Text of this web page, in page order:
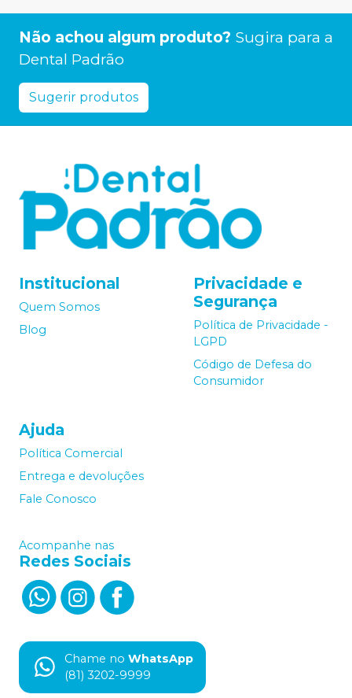
Não achou algum produto? Sugira para a
Dental Padrão
Sugerir produtos
Institucional
Quem Somos
Blog
Privacidade e
Segurança
Política de Privacidade -
LGPD
Código de Defesa do
Consumidor
Ajuda
Política Comercial
Entrega e devoluções
Fale Conosco
Acompanhe nas
Redes Sociais
Chame no WhatsApp
(81) 3202-9999